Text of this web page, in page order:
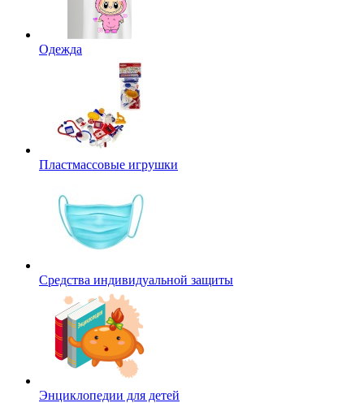
Одежда
Пластмассовые игрушки
Средства индивидуальной защиты
Энциклопедии для детей